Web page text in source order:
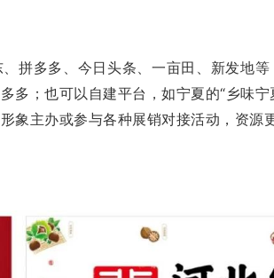
拼多多、今日头条、一亩田、新发地
；也可以自建平台，如宁夏的“乡味宁
象主办或参与各种展销对接活动，资源